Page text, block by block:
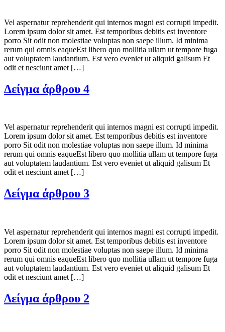
Vel aspernatur reprehenderit qui internos magni est corrupti impedit.
Lorem ipsum dolor sit amet. Est temporibus debitis est inventore
porro Sit odit non molestiae voluptas non saepe illum. Id minima
rerum qui omnis eaqueEst libero quo mollitia ullam ut tempore fuga
aut voluptatem laudantium. Est vero eveniet ut aliquid galisum Et
odit et nesciunt amet […]
Δείγμα άρθρου 4
Vel aspernatur reprehenderit qui internos magni est corrupti impedit.
Lorem ipsum dolor sit amet. Est temporibus debitis est inventore
porro Sit odit non molestiae voluptas non saepe illum. Id minima
rerum qui omnis eaqueEst libero quo mollitia ullam ut tempore fuga
aut voluptatem laudantium. Est vero eveniet ut aliquid galisum Et
odit et nesciunt amet […]
Δείγμα άρθρου 3
Vel aspernatur reprehenderit qui internos magni est corrupti impedit.
Lorem ipsum dolor sit amet. Est temporibus debitis est inventore
porro Sit odit non molestiae voluptas non saepe illum. Id minima
rerum qui omnis eaqueEst libero quo mollitia ullam ut tempore fuga
aut voluptatem laudantium. Est vero eveniet ut aliquid galisum Et
odit et nesciunt amet […]
Δείγμα άρθρου 2